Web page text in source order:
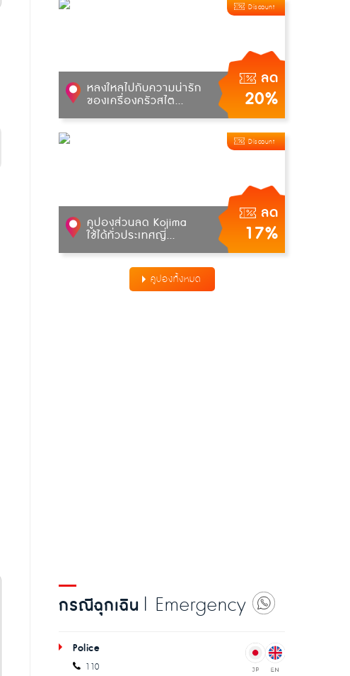
ลด
20%
Discount
หลงใหลไปกับความน่ารัก
ของเครื่องครัวสไต...
ลด
17%
Discount
คูปองส่วนลด Kojima
ใช้ได้ทั่วประเทศญี่...
คูปองทั้งหมด
กรณีฉุกเฉิน | Emergency
Police
110